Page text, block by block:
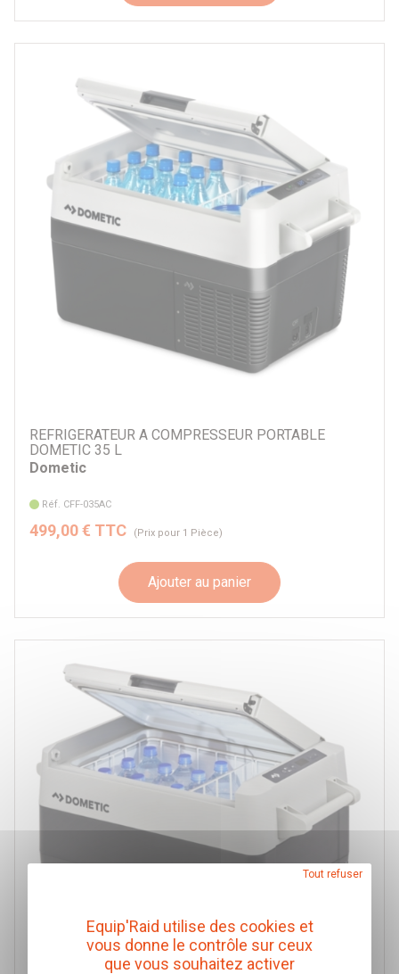
REFRIGERATEUR A COMPRESSEUR PORTABLE
DOMETIC 35 L
Dometic
Réf. CFF-035AC
499,00 € TTC (Prix pour 1 Pièce)
Ajouter au panier
Equip'Raid utilise des cookies et
vous donne le contrôle sur ceux
que vous souhaitez activer
Tout refuser